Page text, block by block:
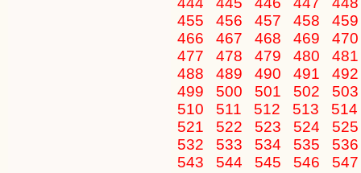
455
456 457 458
466
467 468 469
477
478 479 480
488
489 490 491
499
500 501 502
510
511 512 513
514
521
522 523 524
532
533 534 535
543
544 545 546